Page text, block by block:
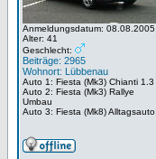
Anmeldungsdatum: 08.08.2005
Alter: 41
Geschlecht:
Beiträge: 2965
Wohnort: Lübbenau
Auto 1: Fiesta (Mk3) Chianti 1.3
Auto 2: Fiesta (Mk3) Rallye
Umbau
Auto 3: Fiesta (Mk8) Alltagsauto